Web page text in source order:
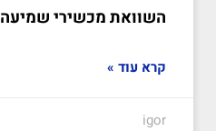
השוואת מכשירי שמיעה
קרא עוד »
igor